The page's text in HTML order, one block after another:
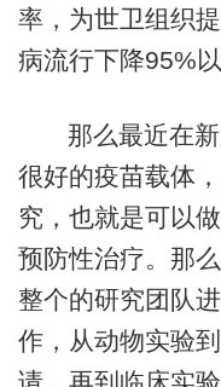
率，为世卫组织
病流行下降95%
那么最近在
很好的疫苗载体
究，也就是可以
预防性治疗。那
整个的研究团队
作，从动物实验
请，再到临床实